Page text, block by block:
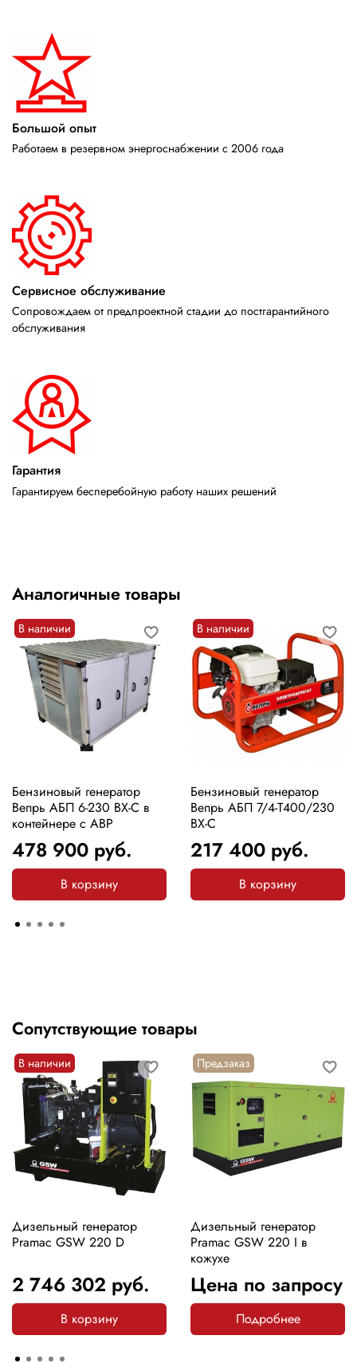
Большой опыт
Работаем в резервном энергоснабжении с 2006 года
Сервисное обслуживание
Сопровождаем от предпроектной стадии до постгарантийного
обслуживания
Гарантия
Гарантируем бесперебойную работу наших решений
Аналогичные товары
В наличии
Бензиновый генератор
Вепрь АБП 6-230 ВХ-С в
контейнере с АВР
478 900 руб.
В корзину
В наличии
Бензиновый генератор
Вепрь АБП 7/4-Т400/230
ВХ-С
217 400 руб.
В корзину
Сопутствующие товары
В наличии
Дизельный генератор
Pramac GSW 220 D
2 746 302 руб.
В корзину
Предзаказ
Дизельный генератор
Pramac GSW 220 I в
кожухе
Цена по запросу
Подробнее